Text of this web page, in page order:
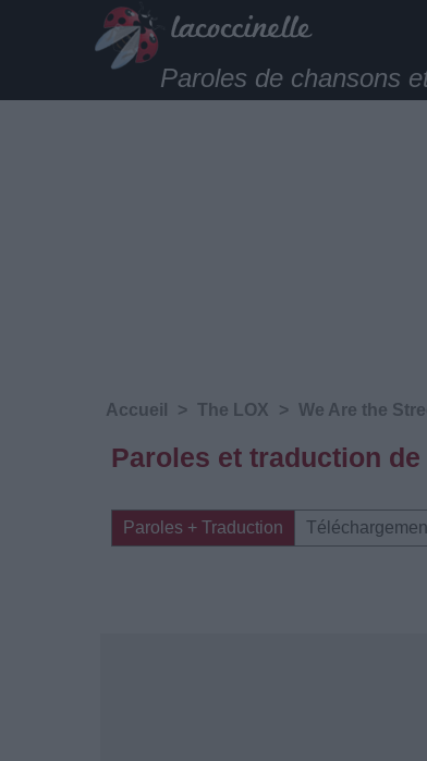
Paroles de chansons
Accueil > The LOX > We Are the
Paroles et traduction
Paroles + Traduction